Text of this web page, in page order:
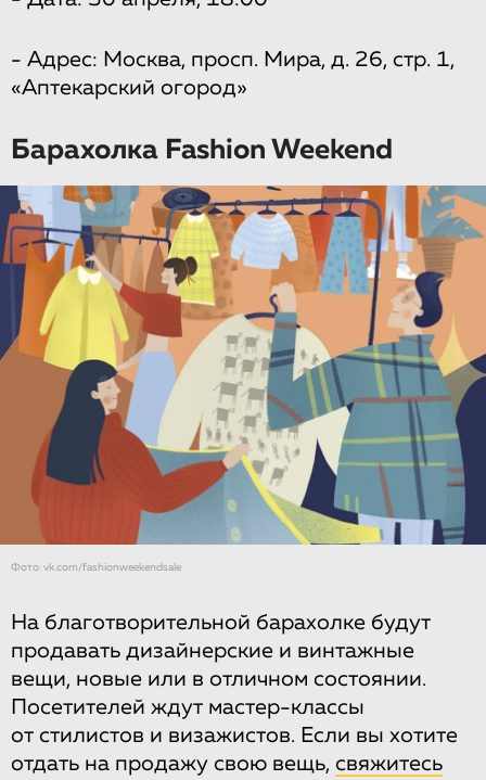
- Адрес: Москва, просп. Мира, д. 26, стр. 1,
«Аптекарский огород»
Барахолка Fashion Weekend
Фото: vk.com/fashionweekendsale
На благотворительной барахолке будут
продавать дизайнерские и винтажные
вещи, новые или в отличном состоянии.
Посетителей ждут мастер-классы
от стилистов и визажистов. Если вы хотите
отдать на продажу свою вещь, свяжитесь